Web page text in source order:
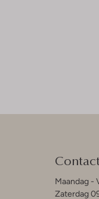
Maandag -
Zaterdag